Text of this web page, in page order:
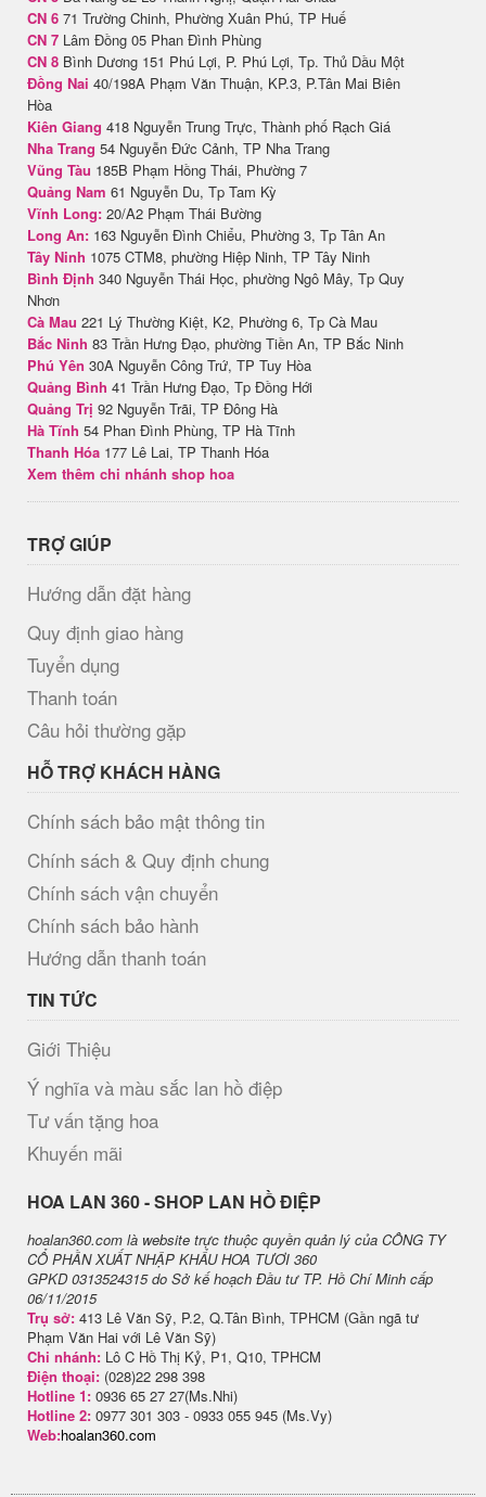
CN 6 71 Trường Chinh, Phường Xuân Phú, TP Huế
CN 7 Lâm Đồng 05 Phan Đình Phùng
CN 8 Bình Dương 151 Phú Lợi, P. Phú Lợi, Tp. Thủ Dầu Một
Đồng Nai 40/198A Phạm Văn Thuận, KP.3, P.Tân Mai Biên
Hòa
Kiên Giang 418 Nguyễn Trung Trực, Thành phố Rạch Giá
Nha Trang 54 Nguyễn Đức Cảnh, TP Nha Trang
Vũng Tàu 185B Phạm Hồng Thái, Phường 7
Quảng Nam 61 Nguyễn Du, Tp Tam Kỳ
Vĩnh Long: 20/A2 Phạm Thái Bường
Long An: 163 Nguyễn Đình Chiểu, Phường 3, Tp Tân An
Tây Ninh 1075 CTM8, phường Hiệp Ninh, TP Tây Ninh
Bình Định 340 Nguyễn Thái Học, phường Ngô Mây, Tp Quy
Nhơn
Cà Mau 221 Lý Thường Kiệt, K2, Phường 6, Tp Cà Mau
Bắc Ninh 83 Trần Hưng Đạo, phường Tiền An, TP Bắc Ninh
Phú Yên 30A Nguyễn Công Trứ, TP Tuy Hòa
Quảng Bình 41 Trần Hưng Đạo, Tp Đồng Hới
Quảng Trị 92 Nguyễn Trãi, TP Đông Hà
Hà Tĩnh 54 Phan Đình Phùng, TP Hà Tĩnh
Thanh Hóa 177 Lê Lai, TP Thanh Hóa
Xem thêm chi nhánh shop hoa
TRỢ GIÚP
Hướng dẫn đặt hàng
Quy định giao hàng
Tuyển dụng
Thanh toán
Câu hỏi thường gặp
HỖ TRỢ KHÁCH HÀNG
Chính sách bảo mật thông tin
Chính sách & Quy định chung
Chính sách vận chuyển
Chính sách bảo hành
Hướng dẫn thanh toán
TIN TỨC
Giới Thiệu
Ý nghĩa và màu sắc lan hồ điệp
Tư vấn tặng hoa
Khuyến mãi
H​OA LAN 360 - SHOP LAN HỒ ĐIỆP
hoalan360.com là website trực thuộc quyền quản lý của CÔNG TY
CỔ PHẦN XUẤT NHẬP KHẨU HOA TƯƠI 360
GPKD 0313524315 do Sở kế hoạch Đầu tư TP. Hồ Chí Minh cấp
06/11/2015
Trụ sở: 413 Lê Văn Sỹ, P.2, Q.Tân Bình, TPHCM (Gần ngã tư
Phạm Văn Hai với Lê Văn Sỹ)
Chi nhánh: Lô C Hồ Thị Kỷ, P1, Q10, TPHCM
Điện thoại: (028)22 298 398
Hotline 1: 0936 65 27 27(Ms.Nhi)
Hotline 2: 0977 301 303 - 0933 055 945 (Ms.Vy)
Web:hoalan360.com